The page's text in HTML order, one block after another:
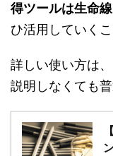
得ツールは生命線
ひ活用していく
詳しい使い方は
説明しなくても